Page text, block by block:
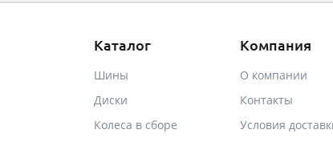
Каталог
Шины
Диски
Колеса в сборе
Компания
О компании
Контакты
Условия